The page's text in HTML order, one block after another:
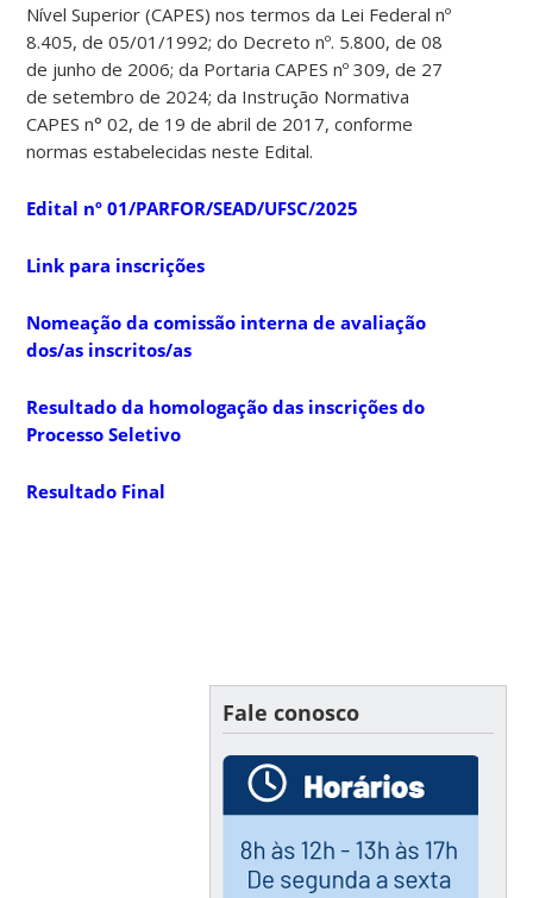
Nível Superior (CAPES) nos termos da Lei Federal nº
8.405, de 05/01/1992; do Decreto nº. 5.800, de 08
de junho de 2006; da Portaria CAPES nº 309, de 27
de setembro de 2024; da Instrução Normativa
CAPES n° 02, de 19 de abril de 2017, conforme
normas estabelecidas neste Edital.
Edital nº 01/PARFOR/SEAD/UFSC/2025
Link para inscrições
Nomeação da comissão interna de avaliação
dos/as inscritos/as
Resultado da homologação das inscrições do
Processo Seletivo
Resultado Final
Fale conosco